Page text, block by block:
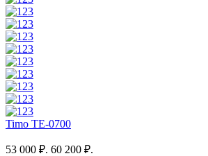
Timo TE-0700
53 000 ₽. 60 200 ₽.